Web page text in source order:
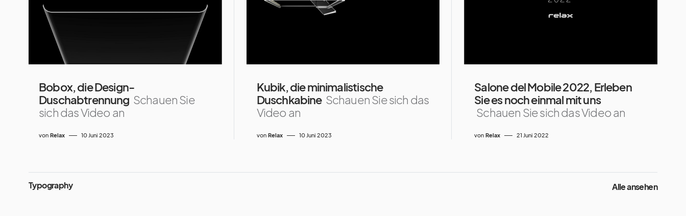
Bobox, die Design-
Duschabtrennung Schauen Sie
sich das Video an
von Relax 10 Juni 2023
Kubik, die minimalistische
Duschkabine Schauen Sie sich das
Video an
von Relax 10 Juni 2023
Salone del Mobile 2022, Erleben
Sie es noch einmal mit uns
Schauen Sie sich das Video an
von Relax 21 Juni 2022
Typography Alle ansehen